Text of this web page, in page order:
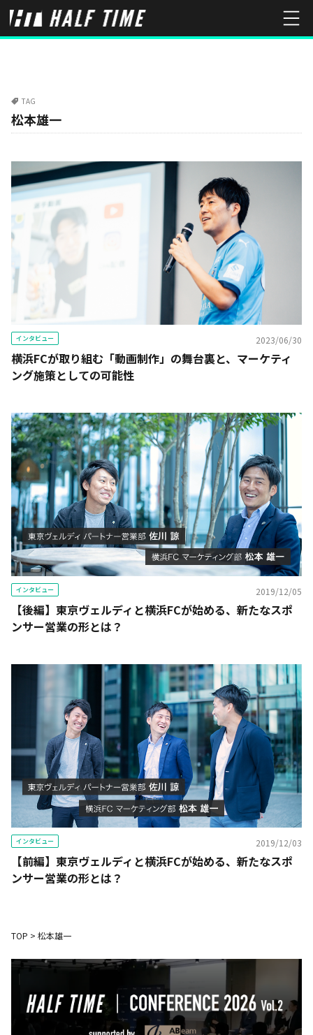
TAG
松本雄一
インタビュー 2023/06/30
横浜FCが取り組む「動画制作」の舞台裏と、マーケティ
ング施策としての可能性
インタビュー 2019/12/05
【後編】東京ヴェルディと横浜FCが始める、新たなスポ
ンサー営業の形とは？
インタビュー 2019/12/03
【前編】東京ヴェルディと横浜FCが始める、新たなスポ
ンサー営業の形とは？
TOP > 松本雄一